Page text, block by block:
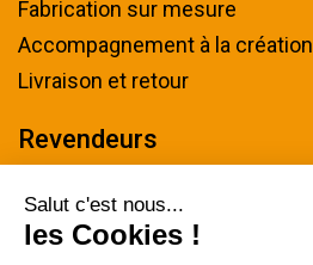
Fabrication sur mesure
Accompagnement à la création
Livraison et retour
Revendeurs
Nous contacter
Salut c'est nous...
les Cookies !